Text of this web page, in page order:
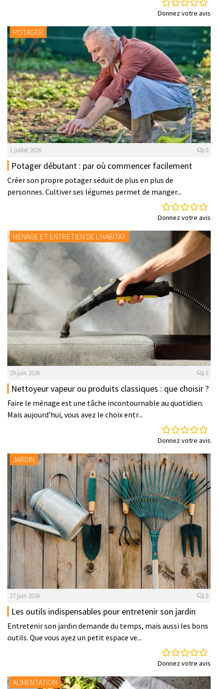
Donnez votre avis
POTAGER
1 juillet 2026 0
Potager débutant : par où commencer facilement
Créer son propre potager séduit de plus en plus de
personnes. Cultiver ses légumes permet de manger...
Donnez votre avis
MÉNAGE ET ENTRETIEN DE L'HABITAT
29 juin 2026 0
Nettoyeur vapeur ou produits classiques : que choisir ?
Faire le ménage est une tâche incontournable au quotidien.
Mais aujourd’hui, vous avez le choix entr...
Donnez votre avis
JARDIN
27 juin 2026 0
Les outils indispensables pour entretenir son jardin
Entretenir son jardin demande du temps, mais aussi les bons
outils. Que vous ayez un petit espace ve...
Donnez votre avis
ALIMENTATION